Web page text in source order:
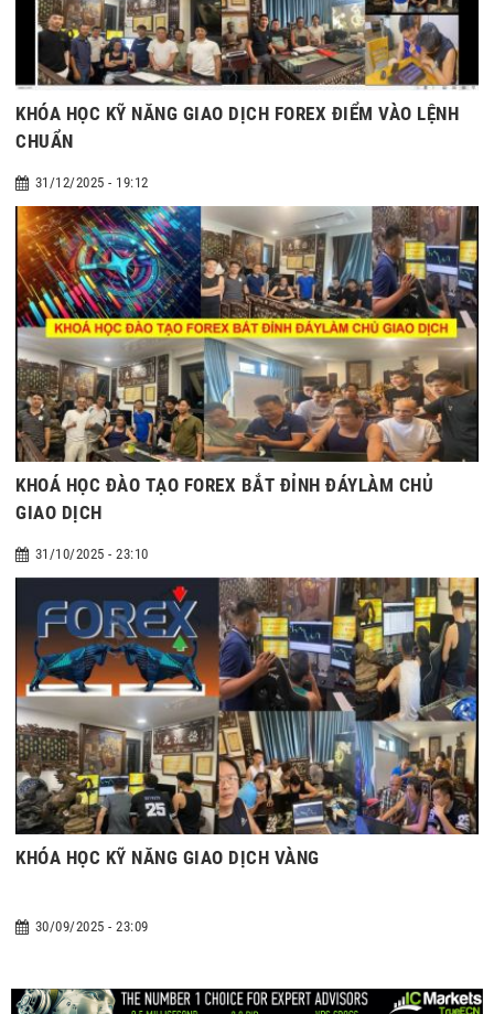
KHÓA HỌC KỸ NĂNG GIAO DỊCH FOREX ĐIỂM VÀO LỆNH
CHUẨN
31/12/2025 - 19:12
KHOÁ HỌC ĐÀO TẠO FOREX BẮT ĐỈNH ĐÁYLÀM CHỦ
GIAO DỊCH
31/10/2025 - 23:10
KHÓA HỌC KỸ NĂNG GIAO DỊCH VÀNG
30/09/2025 - 23:09